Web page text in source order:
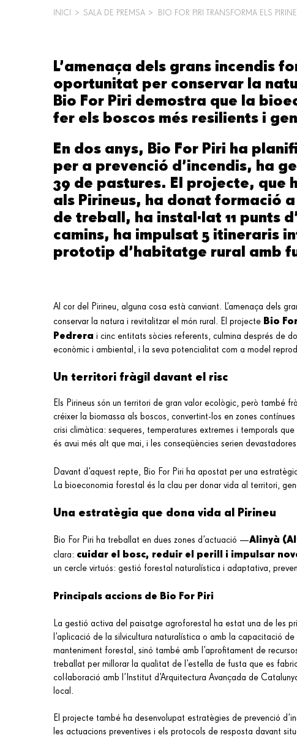
INICI > SALA DE PREMSA > BIO FOR PIRI TRANSFORMA ELS
L’amenaça dels grans incendis
oportunitat per conservar la
Bio For Piri demostra que la
fer els boscos més resilients i
En dos anys, Bio For Piri ha
per a prevenció d’incendis, ha
39 de pastures. El projecte,
als Pirineus, ha donat formació
de treball, ha instal·lat 11 punts
camins, ha impulsat 5 itineraris
prototip d’habitatge rural amb
Al cor del Pirineu, alguna cosa està canviant. L’amenaça dels
conservar la natura i revitalitzar el món rural. El projecte Bio
Pedrera i cinc entitats sòcies referents, culmina després de
econòmic i ambiental, i la seva potencialitat com a model
Un territori fràgil davant el risc
Els Pirineus són un territori de gran valor ecològic, però també
créixer la biomassa als boscos, convertint-los en zones
crisi climàtica: sequeres, temperatures extremes i temporals
és avui més alt que mai, i les conseqüències serien
Davant d’aquest repte, Bio For Piri ha apostat per una
La bioeconomia forestal és la clau per donar vida al territori,
Una estratègia que dona vida al Pirineu
Bio For Piri ha treballat en dues zones d’actuació —Alinyà
clara: cuidar el bosc, reduir el perill i impulsar
un cercle virtuós: gestió forestal naturalística i adaptativa,
Principals accions de Bio For Piri
La gestió activa del paisatge agroforestal ha estat una de les
l’aplicació de la silvicultura naturalística o amb la capacitació
manteniment forestal, sinó també amb l’aprofitament de
treballat per millorar la qualitat de l’estella de fusta que es
col·laboració amb l’Institut d’Arquitectura Avançada de
local.
El projecte també ha desenvolupat estratègies de prevenció
les actuacions preventives i els protocols de resposta davant